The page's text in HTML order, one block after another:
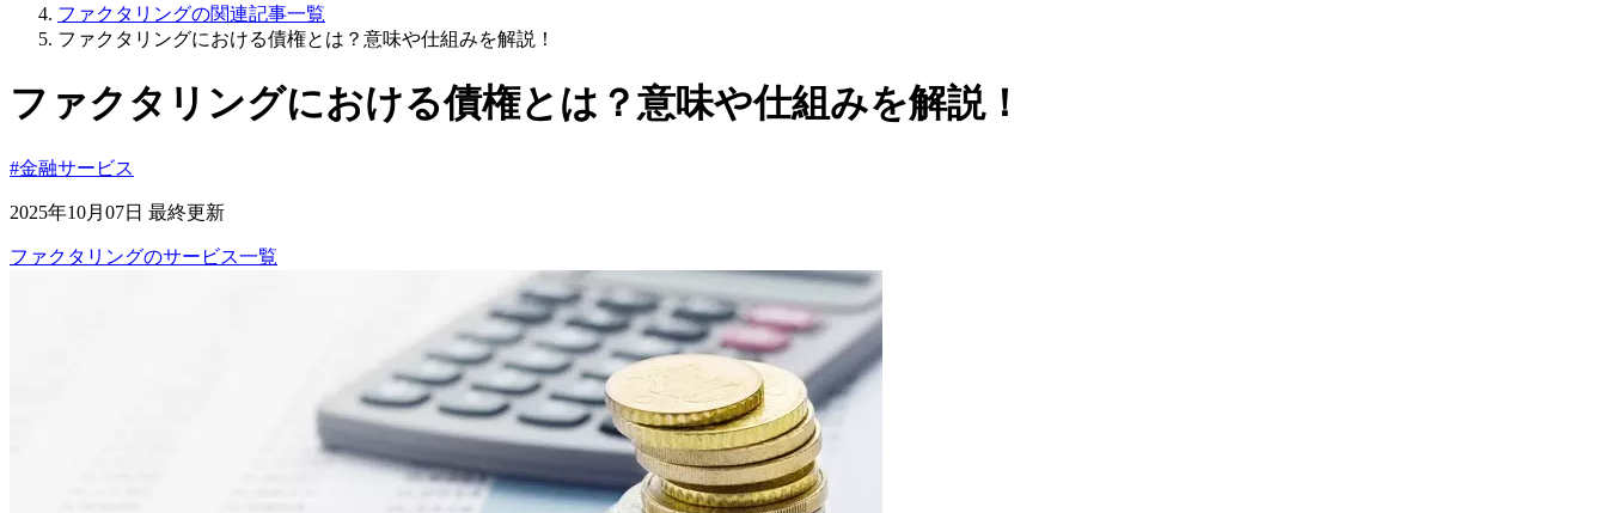
ファクタリングの関連記事一覧
ファクタリングにおける債権とは？意味や仕組みを解説！
ファクタリングにおける債権とは？意味や仕組みを解説！
#金融サービス
2025年10月07日 最終更新
ファクタリングのサービス一覧